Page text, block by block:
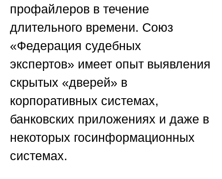
профайлеров в течение
длительного времени. Союз
«Федерация судебных
экспертов» имеет опыт выявления
скрытых «дверей» в
корпоративных системах,
банковских приложениях и даже в
некоторых госинформационных
системах.